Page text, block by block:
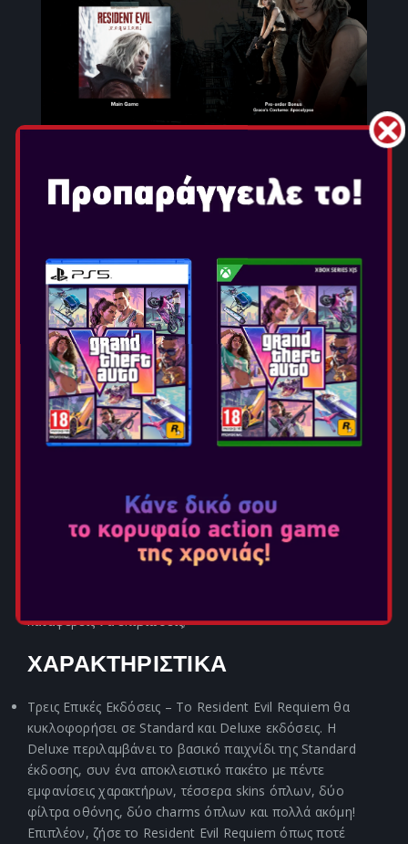
Το Resident Evil™ Requiem, η ένατη και πιο καθηλωτική
για PlayStation®5, Nintendo Switch™ 2, Xbox Series X|S
και PC μέσω Steam και Epic Games Store. Χάρη στη RE
ENGINE και την πλήρη αξιοποίηση της ισχύος των
σύγχρονων κονσολών, το Resident Evil Requiem
προσφέρει ανατριχιαστικό ρεαλισμό όπως ποτέ άλλοτε
— με καθηλωτικές λεπτομέρειες στους χαρακτήρες, όπως
ρεαλιστικές εκφράσεις προσώπου, υφές δέρματος και
ακόμα και σταγόνες ιδρώτα υψηλής ευκρίνειας που θα
κρατήσουν τους παίκτες σε συνεχή εγρήγορση. Το
καταστροφή που συγκλόνισε τον κόσμο, συνδυάζοντας
βαθιά τρομακτικά στοιχεία ψυχολογικού τρόμου με
καταιγιστική δράση — όπως ακριβώς αγαπούν οι φαν της
καταφέρεις να επιβιώσεις;
ΧΑΡΑΚΤΗΡΙΣΤΙΚΑ
Τρεις Επικές Εκδόσεις – Το Resident Evil Requiem θα
κυκλοφορήσει σε Standard και Deluxe εκδόσεις. Η
Deluxe περιλαμβάνει το βασικό παιχνίδι της Standard
έκδοσης, συν ένα αποκλειστικό πακέτο με πέντε
εμφανίσεις χαρακτήρων, τέσσερα skins όπλων, δύο
φίλτρα οθόνης, δύο charms όπλων και πολλά ακόμη!
Επιπλέον, ζήσε το Resident Evil Requiem όπως ποτέ